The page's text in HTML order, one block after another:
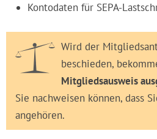
Kontodaten für SEPA-
Wird der
beschieden,
Mitgliedsausweis
Sie nachweisen können, dass
angehören.